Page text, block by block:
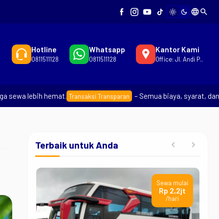
light_mode dark_mode languagesearch
Hotline
0811511128
Whatsapp
0811511128
Kantor Kami
Office: Jl. Andi P..
lebih hemat. Transaksi Transparan – Semua biaya, syarat, dan
Terbaik untuk Anda
Sewa mulai
Rp 2,2jt
/hari